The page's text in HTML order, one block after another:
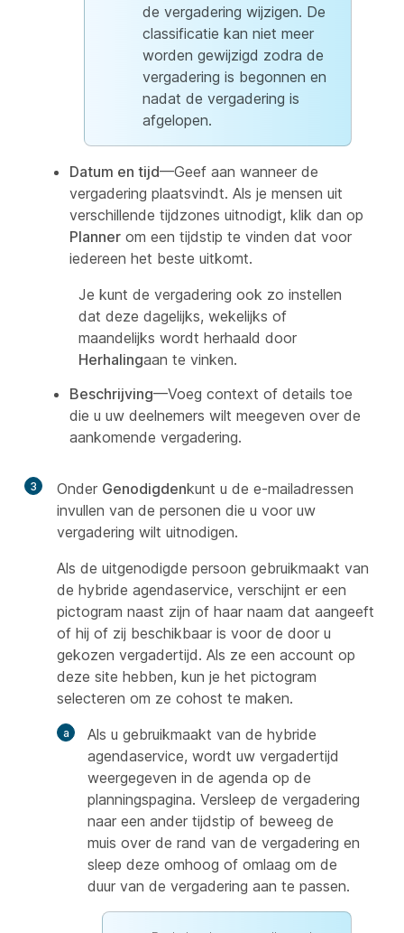
de vergadering wijzigen. De
classificatie kan niet meer
worden gewijzigd zodra de
vergadering is begonnen en
nadat de vergadering is
afgelopen.
Datum en tijd—Geef aan wanneer de
vergadering plaatsvindt. Als je mensen uit
verschillende tijdzones uitnodigt, klik dan op
Planner om een tijdstip te vinden dat voor
iedereen het beste uitkomt.
Je kunt de vergadering ook zo instellen
dat deze dagelijks, wekelijks of
maandelijks wordt herhaald door
Herhalingaan te vinken.
Beschrijving—Voeg context of details toe
die u uw deelnemers wilt meegeven over de
aankomende vergadering.
3 Onder Genodigdenkunt u de e-mailadressen
invullen van de personen die u voor uw
vergadering wilt uitnodigen.
Als de uitgenodigde persoon gebruikmaakt van
de hybride agendaservice, verschijnt er een
pictogram naast zijn of haar naam dat aangeeft
of hij of zij beschikbaar is voor de door u
gekozen vergadertijd. Als ze een account op
deze site hebben, kun je het pictogram
selecteren om ze cohost te maken.
Als u gebruikmaakt van de hybride
agendaservice, wordt uw vergadertijd
weergegeven in de agenda op de
planningspagina. Versleep de vergadering
naar een ander tijdstip of beweeg de
muis over de rand van de vergadering en
sleep deze omhoog of omlaag om de
duur van de vergadering aan te passen.